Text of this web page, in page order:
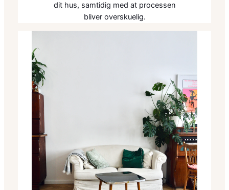
dit hus, samtidig med at processen
bliver overskuelig.